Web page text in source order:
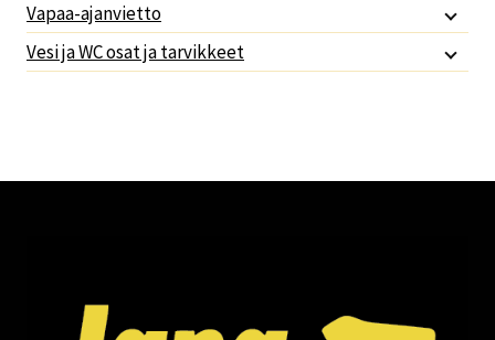
Vapaa-ajanvietto
Vesi ja WC osat ja tarvikkeet